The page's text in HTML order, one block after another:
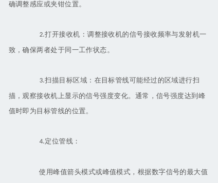
确调整感应或夹钳位置。
2.打开接收机：调整接收机的信号接收频率与发射机一
致，确保两者处于同一工作状态。
3.扫描目标区域：在目标管线可能经过的区域进行扫
描，观察接收机上显示的信号强度变化。通常，信号强度达到峰
值时即为目标管线的位置。
4.定位管线：
使用峰值箭头模式或峰值模式，根据数字信号的最大值